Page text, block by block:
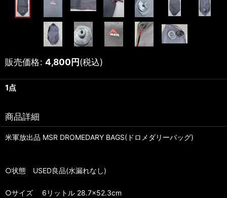
販売価格: 4,800円(税込)
1点
商品詳細
米軍放出品 MSR DROMEDARY BAGS(ドロメダリーバッグ)
○状態 USED良品(水漏れなし)
○サイズ 6リットル 28.7×52.3cm